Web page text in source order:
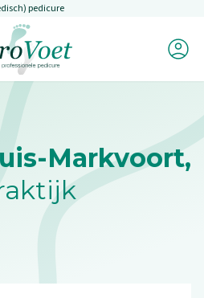
gaanpedicure
de homepagina
Mijn
Markvoort,